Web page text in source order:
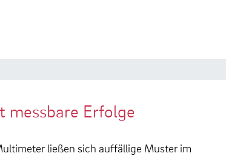
messbare Erfolge
ließen sich auffällige Muster im